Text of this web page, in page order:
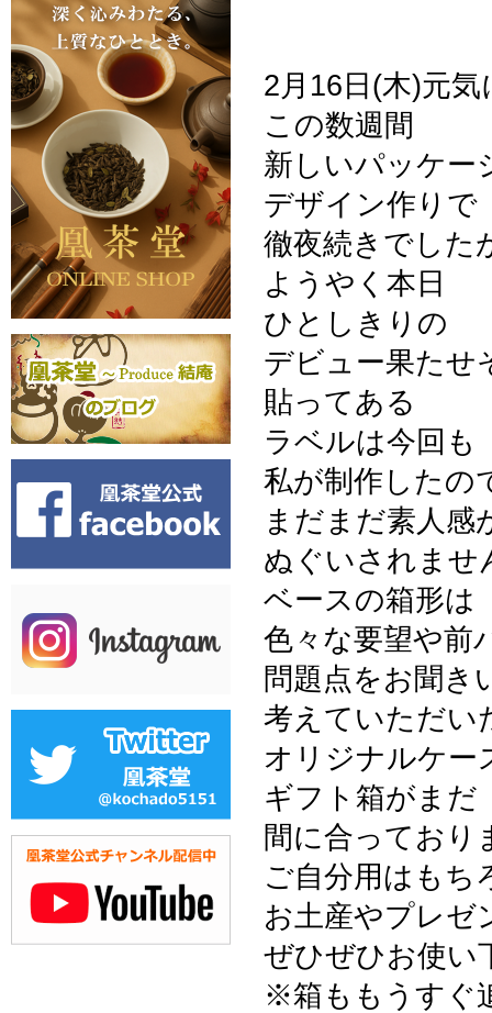
2月16日(木)元
この数週間
新しいパッケー
デザイン作りで
徹夜続きでした
ようやく本日
ひとしきりの
デビュー果たせ
貼ってある
ラベルは今回も
私が制作したの
まだまだ素人感
ぬぐいされませ
ベースの箱形は
色々な要望や前
問題点をお聞き
考えていただい
オリジナルケー
ギフト箱がまだ
間に合っており
ご自分用はもち
お土産やプレゼ
ぜひぜひお使い
※箱ももうすぐ